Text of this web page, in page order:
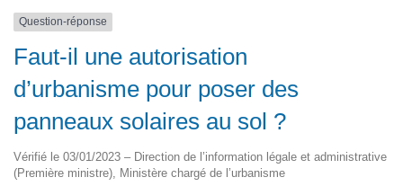
Question-réponse
Faut-il une autorisation
d’urbanisme pour poser des
panneaux solaires au sol ?
Vérifié le 03/01/2023 – Direction de l’information légale et administrative
(Première ministre), Ministère chargé de l’urbanisme